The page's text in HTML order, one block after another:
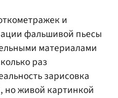
и
фальшивой пьесы
материалами
раз
зарисовка
но живой картинкой